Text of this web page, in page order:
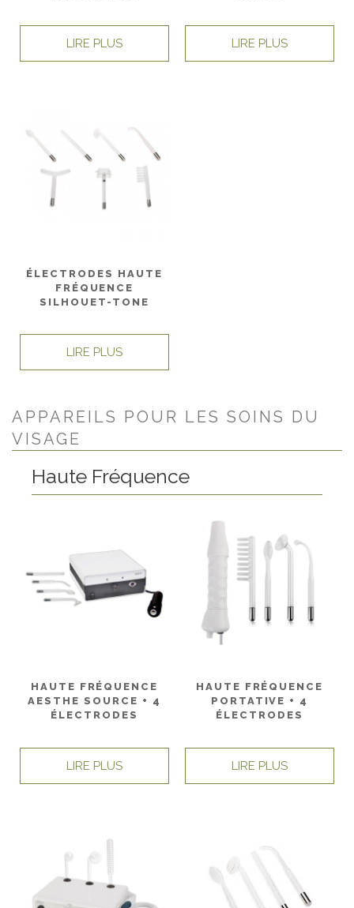
LIRE PLUS LIRE PLUS
ÉLECTRODES HAUTE
FRÉQUENCE
SILHOUET-TONE
LIRE PLUS
APPAREILS POUR LES SOINS DU
VISAGE
Haute Fréquence
HAUTE FRÉQUENCE
AESTHE SOURCE + 4
ÉLECTRODES
LIRE PLUS
HAUTE FRÉQUENCE
PORTATIVE + 4
ÉLECTRODES
LIRE PLUS